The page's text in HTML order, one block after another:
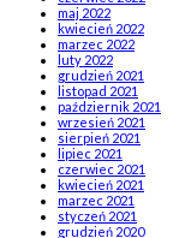
maj 2022
kwiecień 2022
marzec 2022
luty 2022
grudzień 2021
listopad 2021
październik 2021
wrzesień 2021
sierpień 2021
lipiec 2021
czerwiec 2021
kwiecień 2021
marzec 2021
styczeń 2021
grudzień 2020